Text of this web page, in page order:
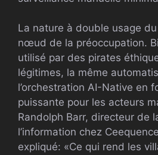
La nature à double usage
nœud de la préoccupation.
utilisé par des pirates
légitimes, la même
l’orchestration AI-Native en
puissante pour les acteurs
Randolph Barr, directeur de
l’information chez
expliqué: «Ce qui rend les